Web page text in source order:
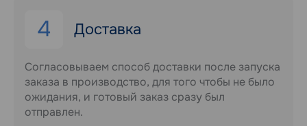
4 Доставка
Согласовываем способ доставки после запуска
заказа в производство, для того чтобы не было
ожидания, и готовый заказ сразу был
отправлен.